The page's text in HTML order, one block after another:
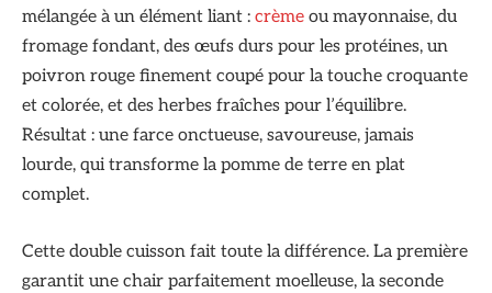
mélangée à un élément liant : crème ou mayonnaise, du
fromage fondant, des œufs durs pour les protéines, un
poivron rouge finement coupé pour la touche croquante
et colorée, et des herbes fraîches pour l’équilibre.
Résultat : une farce onctueuse, savoureuse, jamais
lourde, qui transforme la pomme de terre en plat
complet.
Cette double cuisson fait toute la différence. La première
garantit une chair parfaitement moelleuse, la seconde